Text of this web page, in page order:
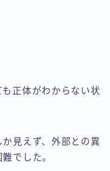
正体がわからない状
見えず、外部との異
でした。